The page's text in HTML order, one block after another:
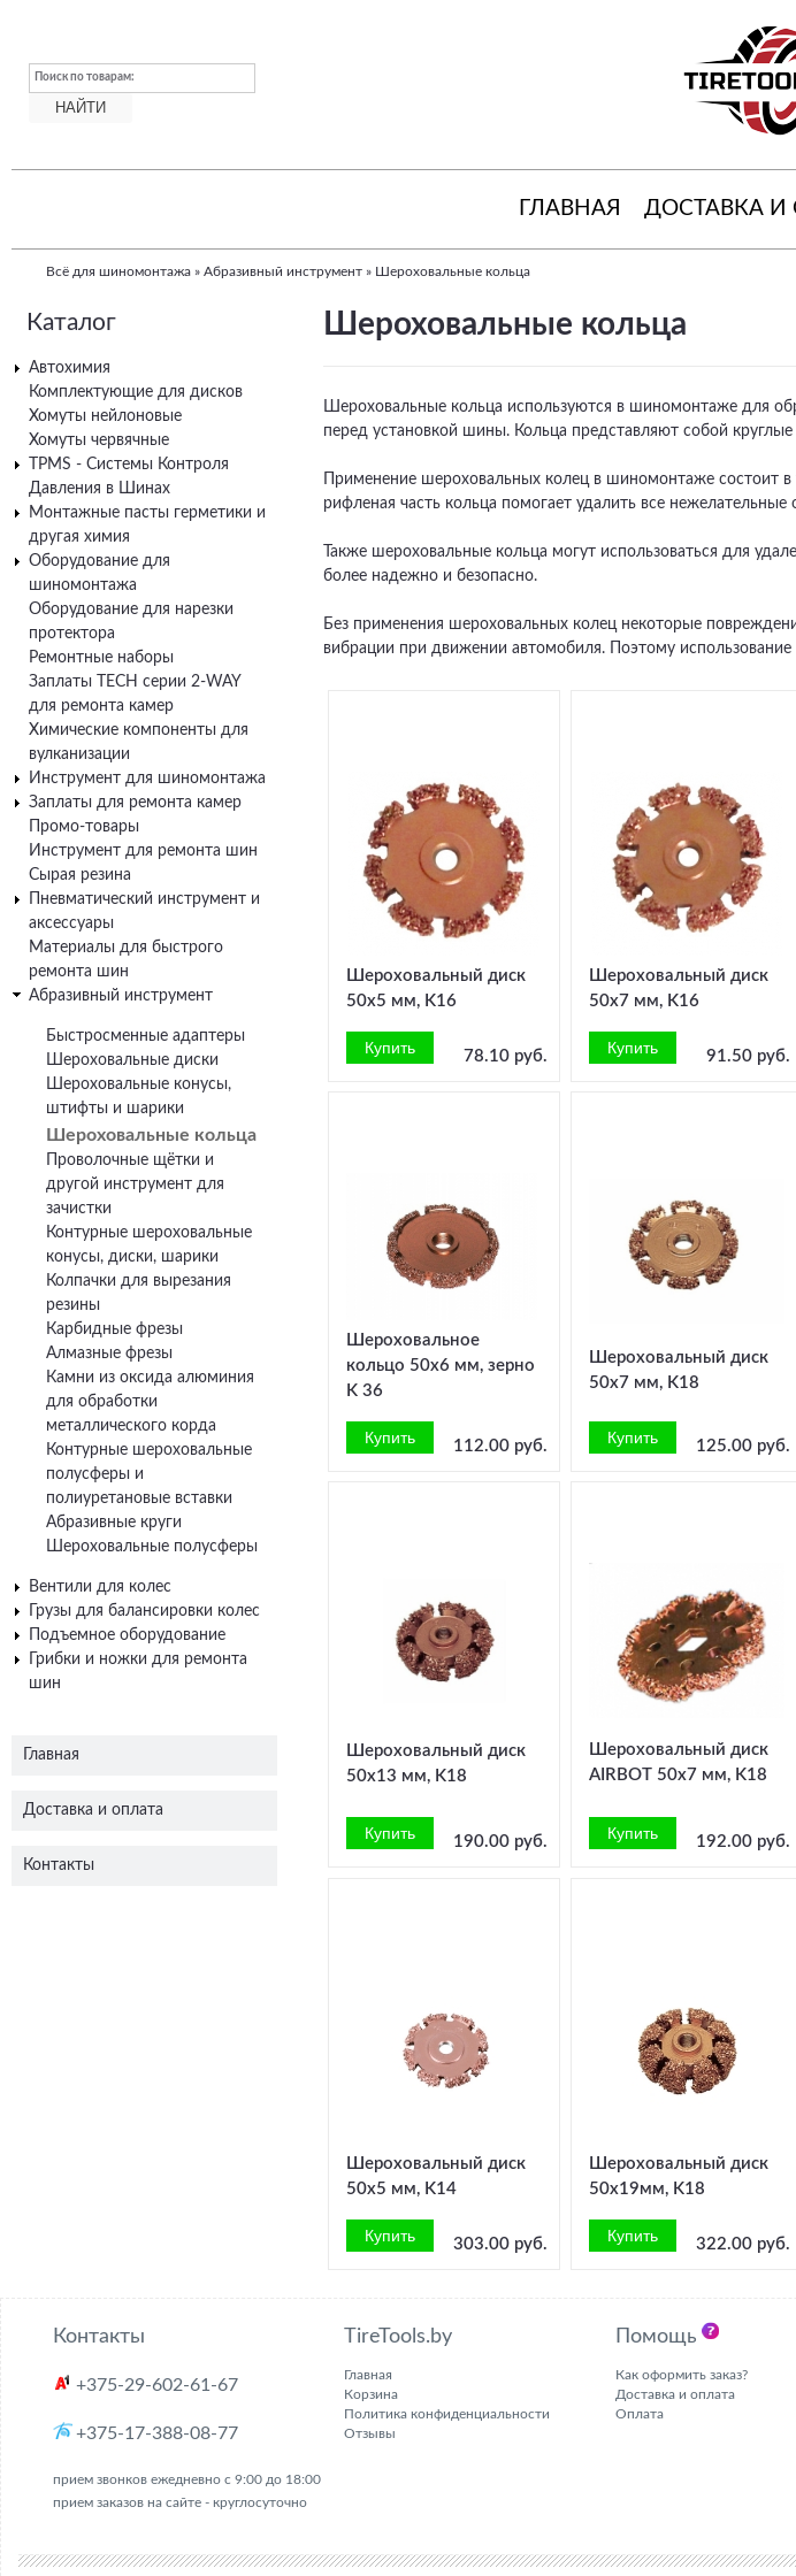
Поиск по товарам:
ГЛАВНАЯ ДОСТАВКА И
здесь
Всё для шиномонтажа » Абразивный инструмент » Шероховальные кольца
Шероховальные кольца
Шероховальные кольца используются в шиномонтаже для
перед установкой шины. Кольца представляют собой
Применение шероховальных колец в шиномонтаже состоит
рифленая часть кольца помогает удалить все
Также шероховальные кольца могут использоваться для
более надежно и безопасно.
Без применения шероховальных колец некоторые
вибрации при движении автомобиля. Поэтому
Шероховальный диск
50x5 мм, K16
78.10 руб.
Шероховальный диск
50x7 мм, K16
91.50 руб.
Шероховальное
кольцо 50x6 мм, зерно
K 36
112.00 руб.
Шероховальный диск
50x7 мм, K18
125.00 руб.
Шероховальный диск
50x13 мм, K18
190.00 руб.
Шероховальный диск
AIRBOT 50x7 мм, K18
192.00 руб.
Шероховальный диск
50x5 мм, K14
303.00 руб.
Шероховальный диск
50x19мм, K18
322.00 руб.
Каталог
Автохимия
Комплектующие для дисков
Хомуты нейлоновые
Хомуты червячные
TPMS - Системы Контроля
Давления в Шинах
Монтажные пасты герметики и
другая химия
Оборудование для
шиномонтажа
Оборудование для нарезки
протектора
Ремонтные наборы
Заплаты TECH серии 2-WAY
для ремонта камер
Химические компоненты для
вулканизации
Инструмент для шиномонтажа
Заплаты для ремонта камер
Промо-товары
Инструмент для ремонта шин
Сырая резина
Пневматический инструмент и
аксессуары
Материалы для быстрого
ремонта шин
Абразивный инструмент
Быстросменные адаптеры
Шероховальные диски
Шероховальные конусы,
штифты и шарики
Шероховальные кольца
Проволочные щётки и
другой инструмент для
зачистки
Контурные шероховальные
конусы, диски, шарики
Колпачки для вырезания
резины
Карбидные фрезы
Алмазные фрезы
Камни из оксида алюминия
для обработки
металлического корда
Контурные шероховальные
полусферы и
полиуретановые вставки
Абразивные круги
Шероховальные полусферы
Вентили для колес
Грузы для балансировки колес
Подъемное оборудование
Грибки и ножки для ремонта
шин
Главная
Доставка и оплата
Контакты
Контакты
+375-29-602-61-67
+375-17-388-08-77
прием звонков ежедневно с 9:00 до 18:00
прием заказов на сайте - круглосуточно
TireTools.by
Главная
Корзина
Политика конфиденциальности
Отзывы
Помощь
Как оформить заказ?
Доставка и оплата
Оплата